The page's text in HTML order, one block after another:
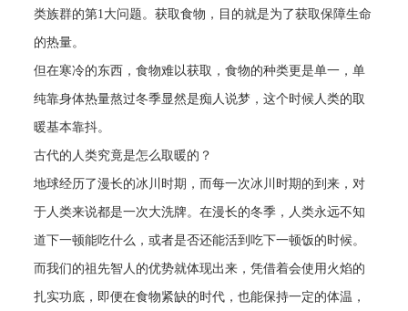
类族群的第1大问题。获取食物，目的就是为了获取保障生命
的热量。
但在寒冷的东西，食物难以获取，食物的种类更是单一，单
纯靠身体热量熬过冬季显然是痴人说梦，这个时候人类的取
暖基本靠抖。
古代的人类究竟是怎么取暖的？
地球经历了漫长的冰川时期，而每一次冰川时期的到来，对
于人类来说都是一次大洗牌。在漫长的冬季，人类永远不知
道下一顿能吃什么，或者是否还能活到吃下一顿饭的时候。
而我们的祖先智人的优势就体现出来，凭借着会使用火焰的
扎实功底，即便在食物紧缺的时代，也能保持一定的体温，